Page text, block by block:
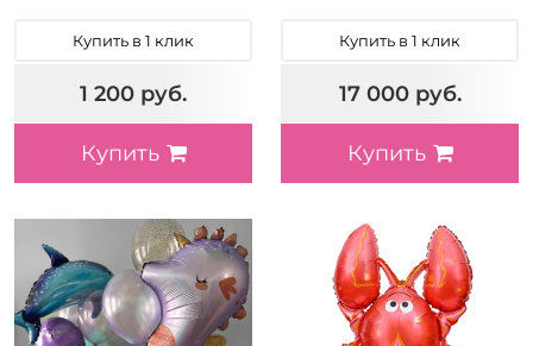
Купить в 1 клик
1 200 руб.
Купить
Купить в 1 клик
17 000 руб.
Купить